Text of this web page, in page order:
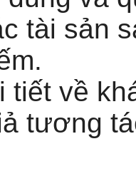
tài sản
tiết về
tương